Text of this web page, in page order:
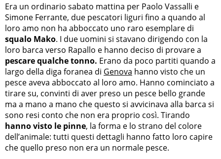
Era un ordinario sabato mattina per Paolo Vassalli e
Simone Ferrante, due pescatori liguri fino a quando al
loro amo non ha abboccato uno raro esemplare di
squalo Mako. I due uomini si stavano dirigendo con la
loro barca verso Rapallo e hanno deciso di provare a
pescare qualche tonno. Erano da poco partiti quando a
largo della diga foranea di Genova hanno visto che un
pesce aveva abboccato al loro amo. Hanno cominciato a
tirare su, convinti di aver preso un pesce bello grande
ma a mano a mano che questo si avvicinava alla barca si
sono resi conto che non era proprio così. Tirando
hanno visto le pinne, la forma e lo strano del colore
dell’animale: tutti questi dettagli hanno fatto loro capire
che quello preso non era un normale pesce.